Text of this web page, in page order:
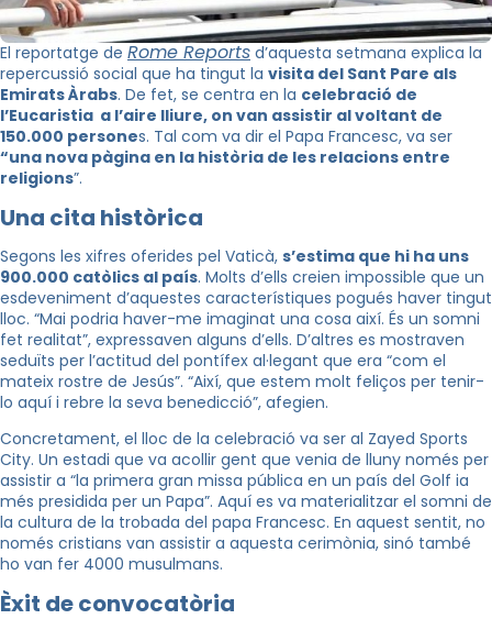
El reportatge de Rome Reports d’aquesta setmana explica la
repercussió social que ha tingut la visita del Sant Pare als
Emirats Àrabs. De fet, se centra en la celebració de
l’Eucaristia a l’aire lliure, on van assistir al voltant de
150.000 persones. Tal com va dir el Papa Francesc, va ser
“una nova pàgina en la història de les relacions entre
religions”.
Una cita històrica
Segons les xifres oferides pel Vaticà, s’estima que hi ha uns
900.000 catòlics al país. Molts d’ells creien impossible que un
esdeveniment d’aquestes característiques pogués haver tingut
lloc. “Mai podria haver-me imaginat una cosa així. És un somni
fet realitat”, expressaven alguns d’ells. D’altres es mostraven
seduïts per l’actitud del pontífex al·legant que era “com el
mateix rostre de Jesús”. “Així, que estem molt feliços per tenir-
lo aquí i rebre la seva benedicció”, afegien.
Concretament, el lloc de la celebració va ser al Zayed Sports
City. Un estadi que va acollir gent que venia de lluny només per
assistir a “la primera gran missa pública en un país del Golf ia
més presidida per un Papa”. Aquí es va materialitzar el somni de
la cultura de la trobada del papa Francesc. En aquest sentit, no
només cristians van assistir a aquesta cerimònia, sinó també
ho van fer 4000 musulmans.
Èxit de convocatòria